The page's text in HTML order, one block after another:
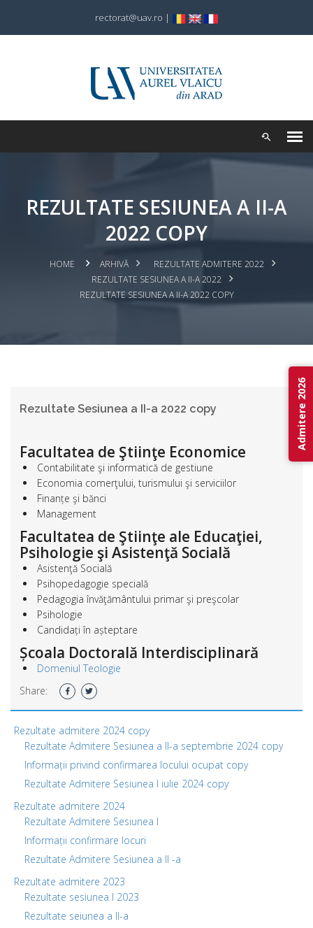
rectorat@uav.ro |
REZULTATE SESIUNEA A II-A
2022 COPY
HOME ARHIVĂ
REZULTATE ADMITERE 2022
REZULTATE SESIUNEA A II-A 2022
REZULTATE SESIUNEA A II-A 2022 COPY
Rezultate Sesiunea a II-a 2022 copy
Facultatea de Ştiinţe Economice
Contabilitate şi informatică de gestiune
Economia comerţului, turismului şi serviciilor
Finanțe şi bănci
Management
Facultatea de Ştiinţe ale Educaţiei,
Psihologie şi Asistenţă Socială
Asistenţă Socială
Psihopedagogie specială
Pedagogia învăţământului primar şi preşcolar
Psihologie
Candidați în așteptare
Școala Doctorală Interdisciplinară
Domeniul Teologie
Share:
Rezultate admitere 2024 copy
Rezultate Admitere Sesiunea a II-a septembrie 2024 copy
Informații privind confirmarea locului ocupat copy
Rezultate Admitere Sesiunea I iulie 2024 copy
Rezultate admitere 2024
Rezultate Admitere Sesiunea I
Informații confirmare locuri
Rezultate Admitere Sesiunea a II -a
Rezultate admitere 2023
Rezultate sesiunea I 2023
Rezultate seiunea a II-a
Admitere 2026